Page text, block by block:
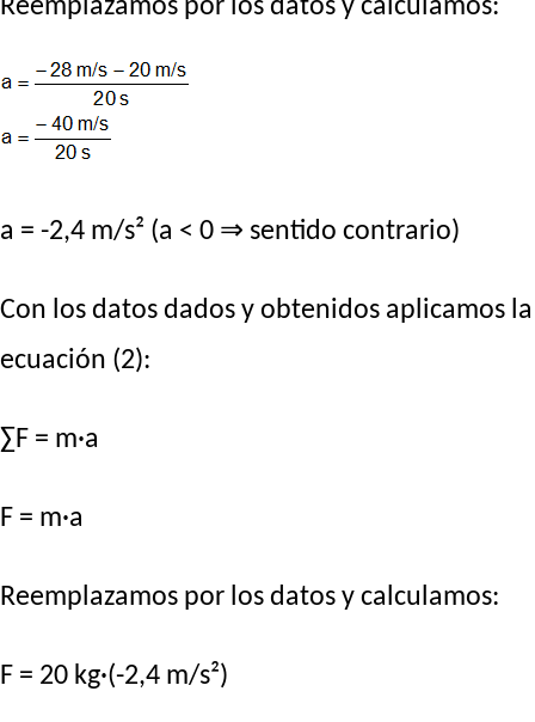
Reemplazamos por los datos y calculamos:
a = -2,4 m/s² (a < 0 ⇒ sentido contrario)
Con los datos dados y obtenidos aplicamos la
ecuación (2):
∑F = m·a
F = m·a
Reemplazamos por los datos y calculamos:
F = 20 kg·(-2,4 m/s²)